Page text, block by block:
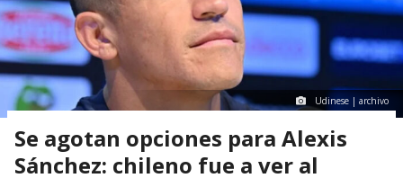
Udinese | archivo
Se agotan opciones para Alexis
Sánchez: chileno fue a ver al